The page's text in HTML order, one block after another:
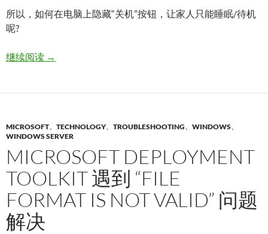
所以，如何在电脑上隐藏“关机”按钮，让家人只能睡眠/待机
呢?
继续阅读如何在 Windows 10 中隐藏“关机”按钮
→
MICROSOFT、 TECHNOLOGY、 TROUBLESHOOTING、 WINDOWS、
WINDOWS SERVER
MICROSOFT DEPLOYMENT
TOOLKIT 遇到 “FILE
FORMAT IS NOT VALID” 问题
解决